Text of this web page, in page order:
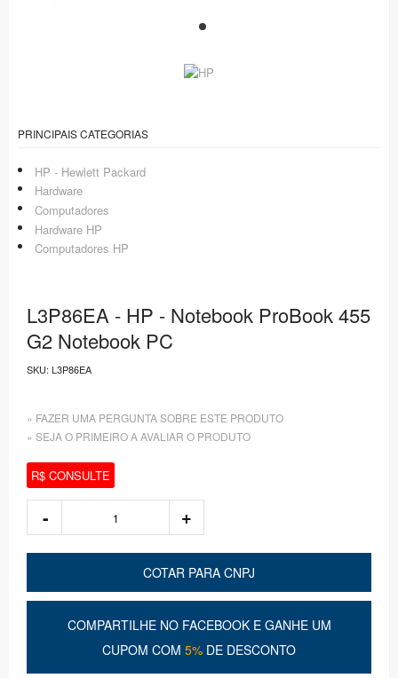
PRINCIPAIS CATEGORIAS
HP - Hewlett Packard
Hardware
Computadores
Hardware HP
Computadores HP
L3P86EA - HP - Notebook ProBook 455
G2 Notebook PC
SKU: L3P86EA
» FAZER UMA PERGUNTA SOBRE ESTE PRODUTO
» SEJA O PRIMEIRO A AVALIAR O PRODUTO
R$ CONSULTE
COTAR PARA CNPJ
COMPARTILHE NO FACEBOOK E GANHE UM
CUPOM COM 5% DE DESCONTO